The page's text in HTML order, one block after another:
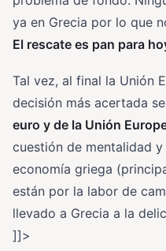
ya en Grecia por lo que
El rescate es pan para
Tal vez, al final la Unión
decisión más acertada
euro y de la Unión
cuestión de mentalidad
economía griega
están por la labor de
llevado a Grecia a la
]]>